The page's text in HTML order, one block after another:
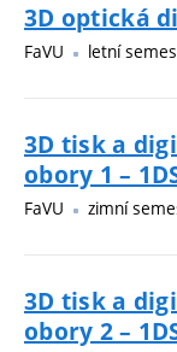
3D optická
FaVU letní
3D tisk a
obory 1 –
FaVU zimní
3D tisk a
obory 2 –